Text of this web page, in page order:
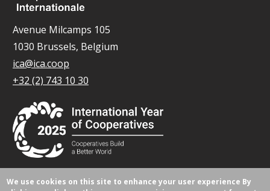
Avenue Milcamps 105
1030 Brussels, Belgium
ica@ica.coop
+32 (2) 743 10 30
We use cookies on this site to enhance your user experience By